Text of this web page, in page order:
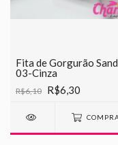
Fita de Gorgurão
03-Cinza
R$6,10 R$6,30